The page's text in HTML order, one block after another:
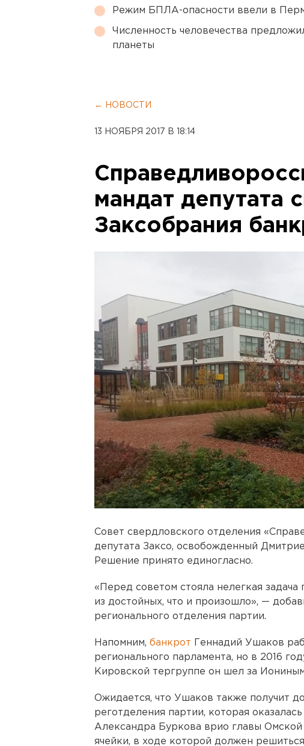
Режим БПЛА-опасности ввели в
Численность человечества
планеты
← НОВОСТИ
13 НОЯБРЯ 2017 В 18:14
мандат депутата
Заксобрания
Совет свердловского отделения
депутата Заксо, освобожденный
Решение принято единогласно.
«Перед советом стояла нелегкая
из достойных, что и произошло», —
регионального отделения партии.
Напомним, банкрот Геннадий Ушаков
регионального парламента, но в 2016
Кировской тергруппе он шел за
Ожидается, что Ушаков также получит
реготделения партии, которая
Александра Буркова врио главы
ячейки, в ходе которой должен